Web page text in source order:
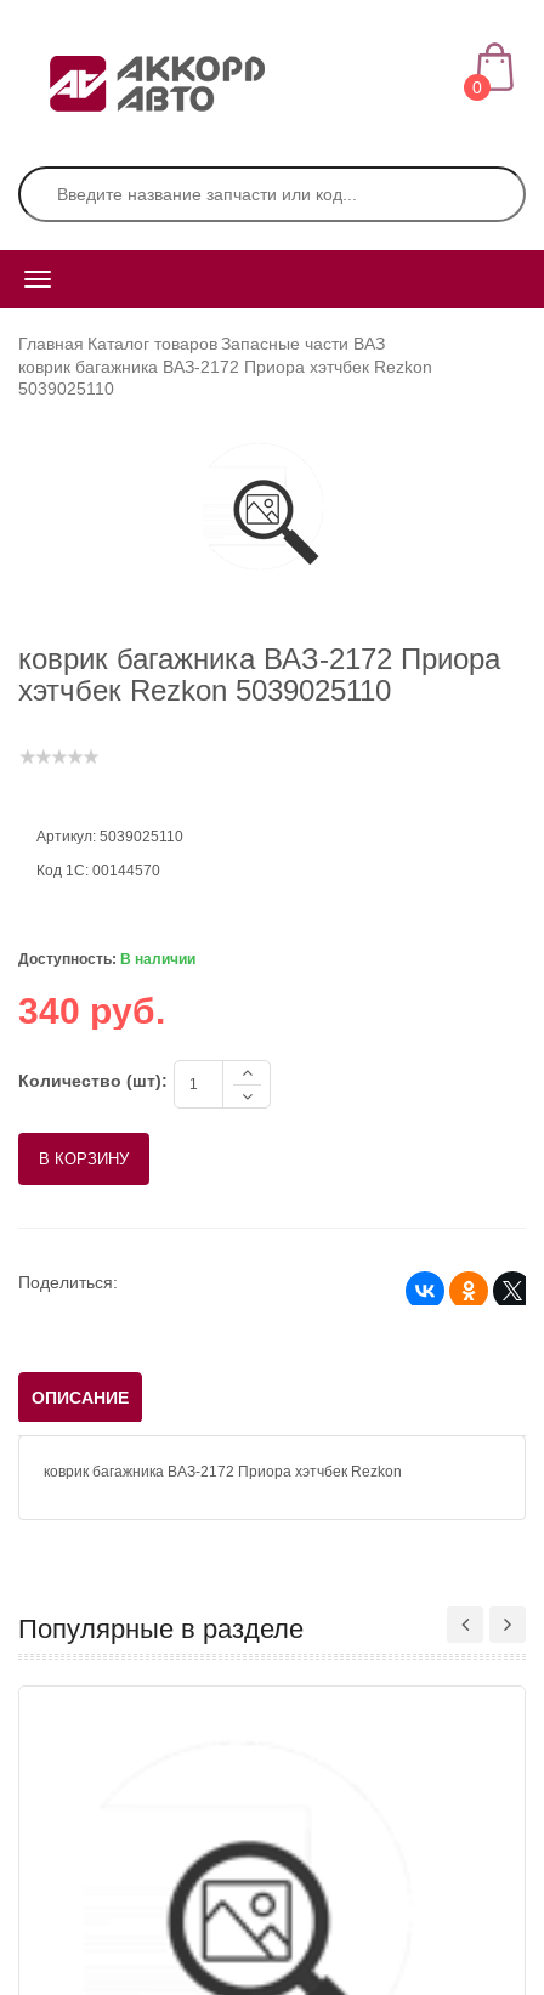
0
Главная Каталог товаровЗапасные части ВАЗ
коврик багажника ВАЗ-2172 Приора хэтчбек Rezkon
5039025110
коврик багажника ВАЗ-2172 Приора
хэтчбек Rezkon 5039025110
Артикул: 5039025110
Код 1С: 00144570
Доступность: В наличии
340 руб.
Количество (шт):
Поделиться:
ОПИСАНИЕ
коврик багажника ВАЗ-2172 Приора хэтчбек Rezkon
Популярные в разделе